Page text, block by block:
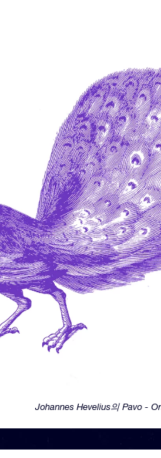
Johannes Hevelius의 Pavo -